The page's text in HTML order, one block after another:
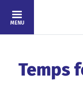
Skip to main content
MENU
Temps